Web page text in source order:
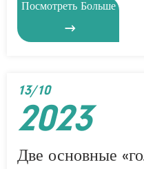
Посмотреть Больше

Две основные
13/10
2023